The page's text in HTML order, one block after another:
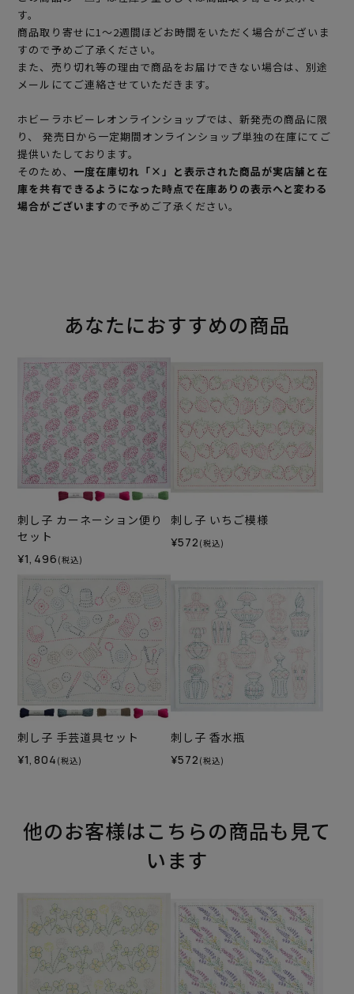
す。
商品取り寄せに1～2週間ほどお時間をいただく場合がございま
すので予めご了承ください。
また、売り切れ等の理由で商品をお届けできない場合は、別途
メールにてご連絡させていただきます。
ホビーラホビーレオンラインショップでは、新発売の商品に限
り、 発売日から一定期間オンラインショップ単独の在庫にてご
提供いたしております。
そのため、 一度在庫切れ「×」と表示された商品が実店舗と在
庫を共有できるようになった時点で在庫ありの表示へと変わる
場合がございますので予めご了承ください。
あなたにおすすめの商品
刺し子 カーネーション便り
セット
¥1,496 (税込)
刺し子 いちご模様
¥572 (税込)
刺し子 手芸道具セット
¥1,804 (税込)
刺し子 香水瓶
¥572 (税込)
他のお客様はこちらの商品も見て
います